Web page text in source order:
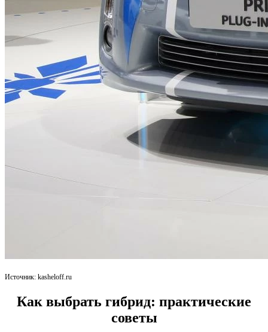
Источник: kasheloff.ru
Как выбрать гибрид: практические
советы